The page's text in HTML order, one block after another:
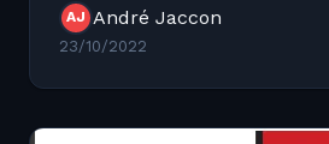
AJ André Jaccon
23/10/2022